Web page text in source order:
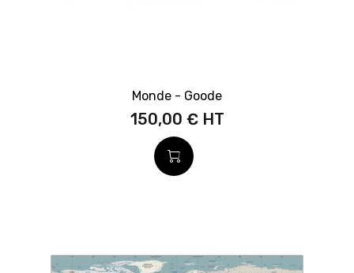
Monde - Goode
150,00 €